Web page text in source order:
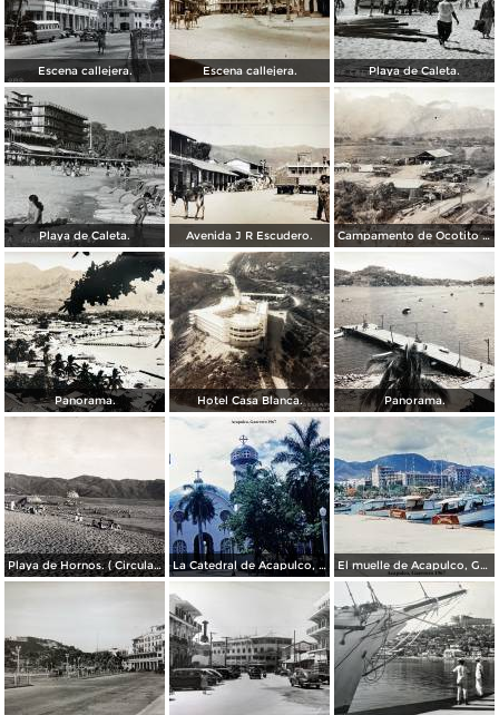
Escena callejera. Escena callejera. Playa de Caleta.
Playa de Caleta. Avenida J R Escudero. Campamento de Ocotito Carretera de Mexico-Acapulco.
Panorama. Hotel Casa Blanca. Panorama.
Playa de Hornos. ( Circulada el 21 de Marzo de 1940 ). La Catedral de Acapulco, Guerrero 1967. El muelle de Acapulco, Guerrero 1967.